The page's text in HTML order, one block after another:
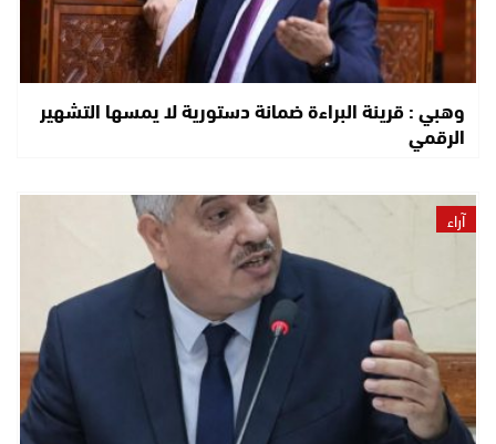
وهبي : قرينة البراءة ضمانة دستورية لا يمسها التشهير
الرقمي
آراء